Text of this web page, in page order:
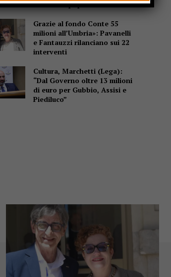
tradizioni popolari
Grazie al fondo Conte 55
milioni all’Umbria»: Pavanelli
e Fantauzzi rilanciano sui 22
interventi
Cultura, Marchetti (Lega):
“Dal Governo oltre 13 milioni
di euro per Gubbio, Assisi e
Piediluco”